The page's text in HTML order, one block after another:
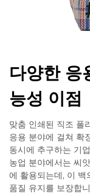
다양한 응
능성 이점
맞춤 인쇄된 직조 폴
응용 분야에 걸쳐 확
동시에 추구하는 기
농업 분야에서는 씨
에 활용되는데, 이
품질 유지를 보장합